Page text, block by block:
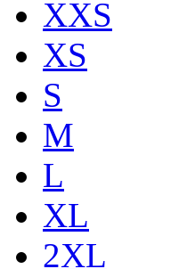
XXS
XS
S
M
L
XL
2XL